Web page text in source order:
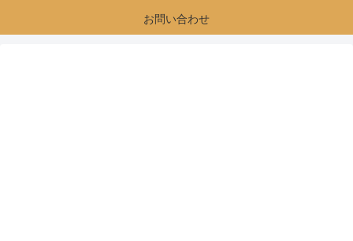
お問い合わせ